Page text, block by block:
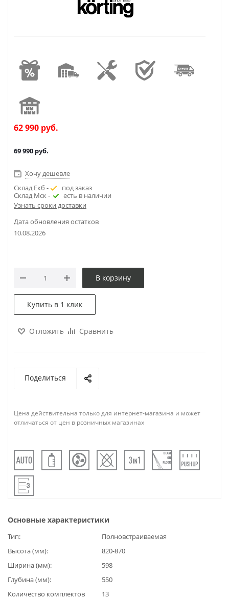
62 990 руб.
69 990руб.
Хочу дешевле
Склад Екб -
под заказ
Склад Мск -
есть в наличии
Узнать сроки доставки
Дата обновления остатков
10.08.2026
В корзину
Купить в 1 клик
Отложить Сравнить
Поделиться
Цена действительна только для интернет-магазина и может
отличаться от цен в розничных магазинах
Основные характеристики
Тип
Полновстраиваемая
Высота (мм)
820-870
Ширина (мм)
598
Глубина (мм)
550
Количество комплектов
13